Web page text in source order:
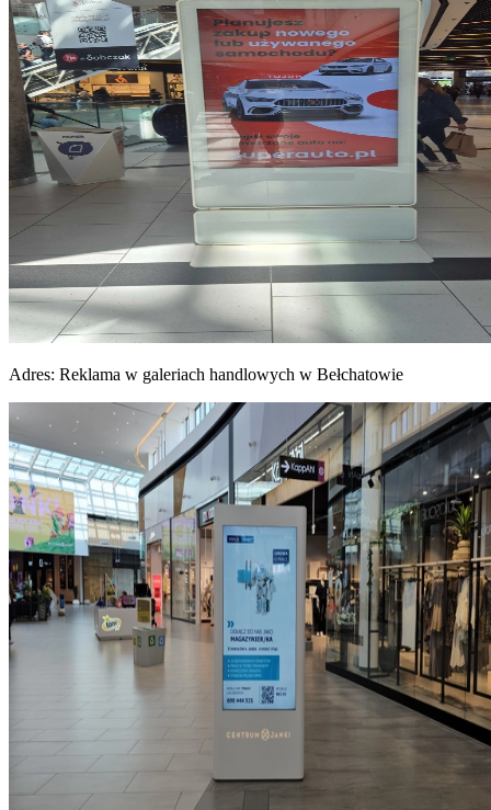
Adres: Reklama w galeriach handlowych w Bełchatowie